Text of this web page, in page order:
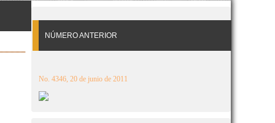
NÚMERO ANTERIOR
No. 4346, 20 de junio de 2011